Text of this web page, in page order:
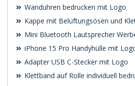
Wanduhren bedrucken mit Logo
Kappe mit Belüftungsösen und
Mini Bluetooth Lautsprecher
iPhone 15 Pro Handyhülle mit
Adapter USB C-Stecker mit Logo
Klettband auf Rolle individuell